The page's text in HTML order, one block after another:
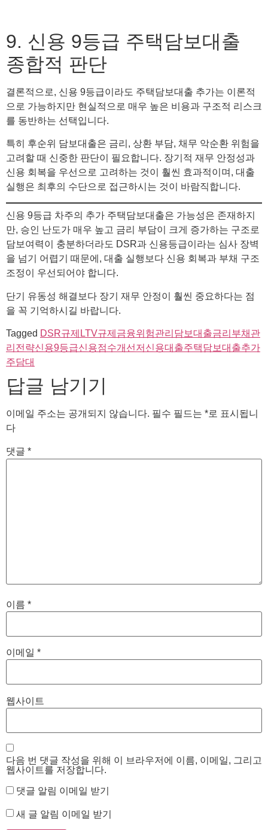
9. 신용 9등급 주택담보대출
종합적 판단
결론적으로, 신용 9등급이라도 주택담보대출 추가는 이론적
으로 가능하지만 현실적으로 매우 높은 비용과 구조적 리스크
를 동반하는 선택입니다.
특히 후순위 담보대출은 금리, 상환 부담, 채무 악순환 위험을
고려할 때 신중한 판단이 필요합니다. 장기적 재무 안정성과
신용 회복을 우선으로 고려하는 것이 훨씬 효과적이며, 대출
실행은 최후의 수단으로 접근하시는 것이 바람직합니다.
신용 9등급 차주의 추가 주택담보대출은 가능성은 존재하지
만, 승인 난도가 매우 높고 금리 부담이 크게 증가하는 구조로
담보여력이 충분하더라도 DSR과 신용등급이라는 심사 장벽
을 넘기 어렵기 때문에, 대출 실행보다 신용 회복과 부채 구조
조정이 우선되어야 합니다.
단기 유동성 해결보다 장기 재무 안정이 훨씬 중요하다는 점
을 꼭 기억하시길 바랍니다.
Tagged DSR규제 LTV규제 금융위험관리 담보대출금리 부채관
리전략신용9등급신용점수개선 저신용대출주택담보대출추가
주담대
답글 남기기
이메일 주소는 공개되지 않습니다. 필수 필드는 *로 표시됩니
다
댓글 *
이름 *
이메일 *
웹사이트
다음 번 댓글 작성을 위해 이 브라우저에 이름, 이메일, 그리고
웹사이트를 저장합니다.
댓글 알림 이메일 받기
새 글 알림 이메일 받기